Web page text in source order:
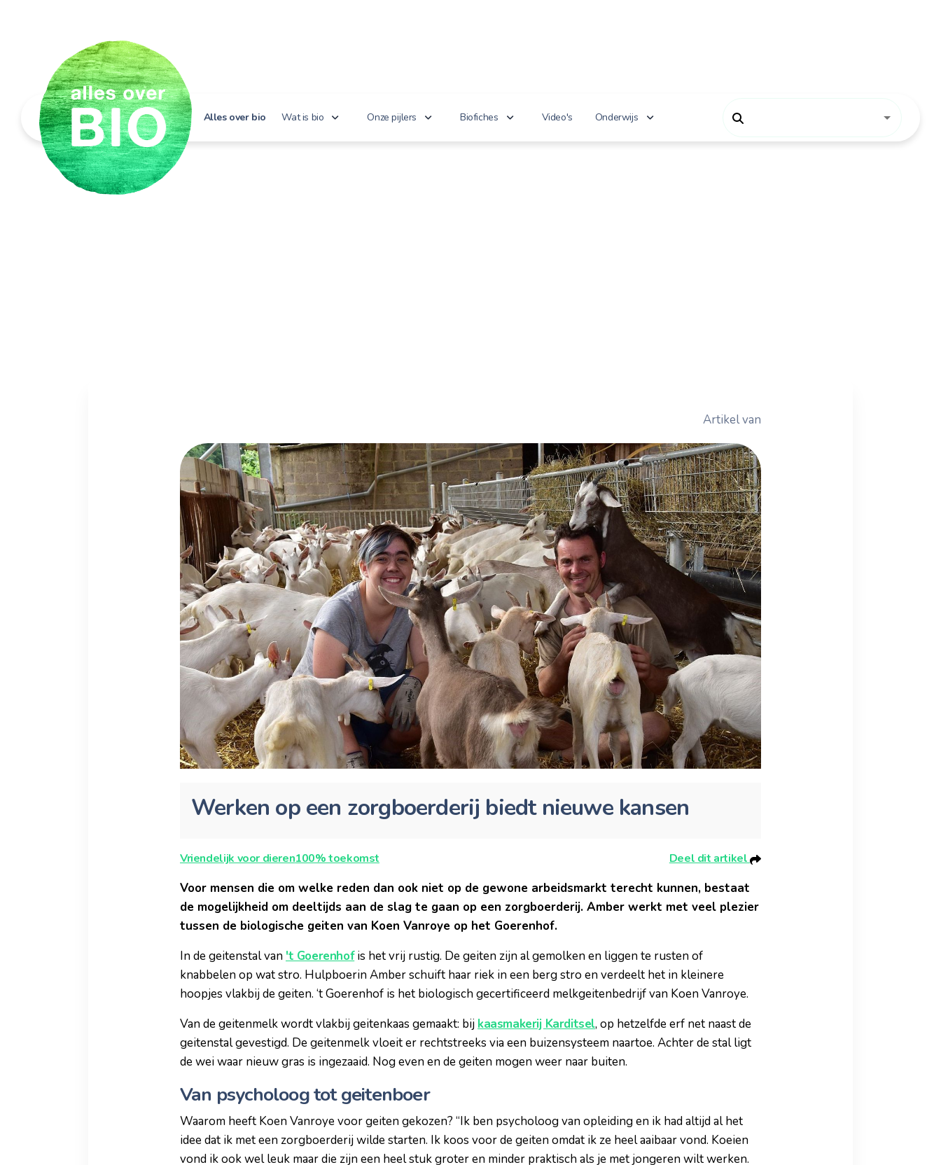
Alles over bio Wat is bio Onze pijlers Biofiches Video's Onderwijs
Artikel van
Werken op een zorgboerderij biedt nieuwe kansen
Vriendelijk voor dieren100% toekomst Deel dit artikel
Voor mensen die om welke reden dan ook niet op de gewone arbeidsmarkt terecht kunnen, bestaat
de mogelijkheid om deeltijds aan de slag te gaan op een zorgboerderij. Amber werkt met veel plezier
tussen de biologische geiten van Koen Vanroye op het Goerenhof.
In de geitenstal van 't Goerenhofis het vrij rustig. De geiten zijn al gemolken en liggen te rusten of
knabbelen op wat stro. Hulpboerin Amber schuift haar riek in een berg stro en verdeelt het in kleinere
hoopjes vlakbij de geiten. ‘t Goerenhof is het biologisch gecertificeerd melkgeitenbedrijf van Koen Vanroye.
Van de geitenmelk wordt vlakbij geitenkaas gemaakt: bij kaasmakerij Karditsel, op hetzelfde erf net naast de
geitenstal gevestigd. De geitenmelk vloeit er rechtstreeks via een buizensysteem naartoe. Achter de stal ligt
de wei waar nieuw gras is ingezaaid. Nog even en de geiten mogen weer naar buiten.
Van psycholoog tot geitenboer
Waarom heeft Koen Vanroye voor geiten gekozen? “Ik ben psycholoog van opleiding en ik had altijd al het
idee dat ik met een zorgboerderij wilde starten. Ik koos voor de geiten omdat ik ze heel aaibaar vond. Koeien
vond ik ook wel leuk maar die zijn een heel stuk groter en minder praktisch als je met jongeren wilt werken.